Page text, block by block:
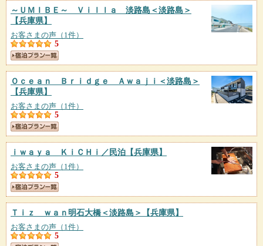
～ＵＭＩＢＥ～ Ｖｉｌｌａ 淡路島＜淡路島＞
【兵庫県】
お客さまの声（1件）
5
Ｏｃｅａｎ Ｂｒｉｄｇｅ Ａｗａｊｉ＜淡路島＞
【兵庫県】
お客さまの声（1件）
5
ｉｗａｙａ ＫｉＣＨｉ／民泊 【兵庫県】
お客さまの声（1件）
5
Ｔｉｚ ｗａｎ明石大橋＜淡路島＞ 【兵庫県】
お客さまの声（1件）
5